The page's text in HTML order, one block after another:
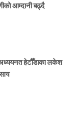
आम्दानी बढ्दै
हेटौँडाका लकेश